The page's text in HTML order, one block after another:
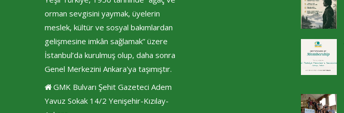
orman sevgisini yaymak, üyelerin
meslek, kültür ve sosyal bakımlardan
gelişmesine imkân sağlamak” üzere
İstanbul’da kurulmuş olup, daha sonra
Genel Merkezini Ankara'ya taşımıştır.
GMK Bulvarı Şehit Gazeteci Adem
Yavuz Sokak 14/2 Yenişehir-Kızılay-